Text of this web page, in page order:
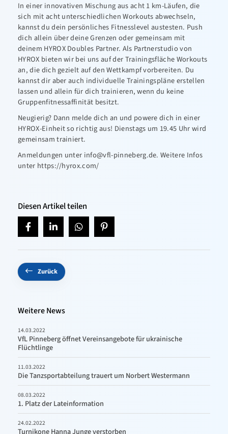
In einer innovativen Mischung aus acht 1 km-Läufen, die
sich mit acht unterschiedlichen Workouts abwechseln,
kannst du dein persönliches Fitnesslevel austesten. Push
dich allein über deine Grenzen oder gemeinsam mit
deinem HYROX Doubles Partner. Als Partnerstudio von
HYROX bieten wir bei uns auf der Trainingsfläche Workouts
an, die dich gezielt auf den Wettkampf vorbereiten. Du
kannst dir aber auch individuelle Trainingspläne erstellen
lassen und allein für dich trainieren, wenn du keine
Gruppenfitnessaffinität besitzt.
Neugierig? Dann melde dich an und powere dich in einer
HYROX-Einheit so richtig aus! Dienstags um 19.45 Uhr wird
gemeinsam trainiert.
Anmeldungen unter info@vfl-pinneberg.de. Weitere Infos
unter https://hyrox.com/
Diesen Artikel teilen
Zurück
Weitere News
14.03.2022
VfL Pinneberg öffnet Vereinsangebote für ukrainische
Flüchtlinge
11.03.2022
Die Tanzsportabteilung trauert um Norbert Westermann
08.03.2022
1. Platz der Lateinformation
24.02.2022
Turnikone Hanna Junge verstorben